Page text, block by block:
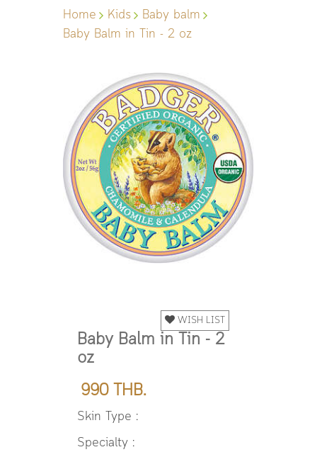
Home Kids
Baby balm
Baby Balm in Tin - 2 oz
WISH LIST
Baby Balm in Tin - 2
oz
990 THB.
Skin Type :
Specialty :